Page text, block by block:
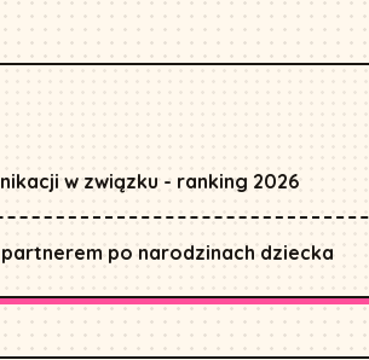
w związku - ranking 2026
po narodzinach dziecka